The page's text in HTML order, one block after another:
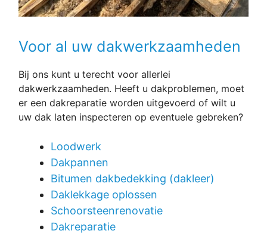
Voor al uw dakwerkzaamheden
Bij ons kunt u terecht voor allerlei
dakwerkzaamheden. Heeft u dakproblemen, moet
er een dakreparatie worden uitgevoerd of wilt u
uw dak laten inspecteren op eventuele gebreken?
Loodwerk
Dakpannen
Bitumen dakbedekking (dakleer)
Daklekkage oplossen
Schoorsteenrenovatie
Dakreparatie